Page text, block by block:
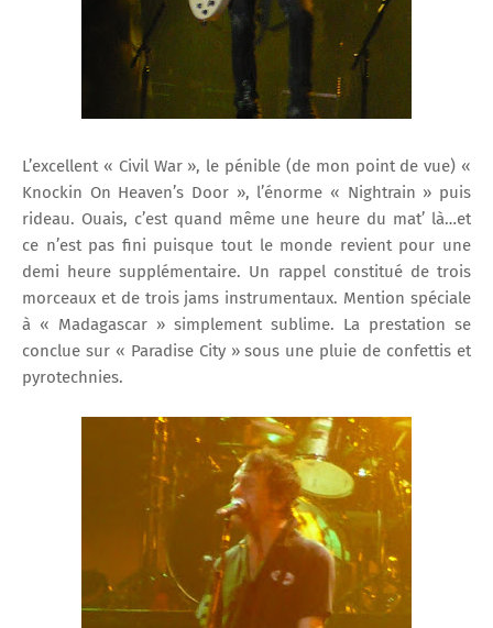
L’excellent « Civil War », le pénible (de mon point de vue) «
Knockin On Heaven’s Door », l’énorme « Nightrain » puis
rideau. Ouais, c’est quand même une heure du mat’ là…et
ce n’est pas fini puisque tout le monde revient pour une
demi heure supplémentaire. Un rappel constitué de trois
morceaux et de trois jams instrumentaux. Mention spéciale
à « Madagascar » simplement sublime. La prestation se
conclue sur « Paradise City » sous une pluie de confettis et
pyrotechnies.